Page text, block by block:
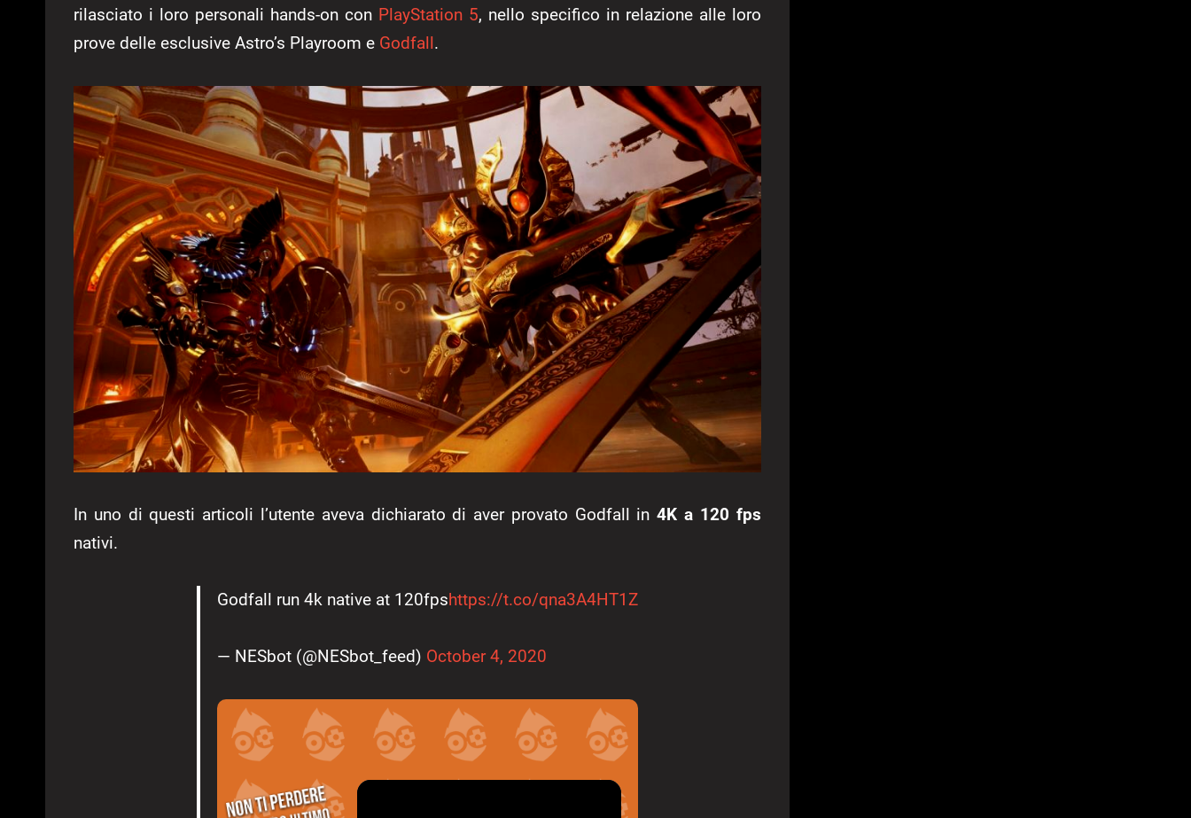
rilasciato i loro personali hands-on con PlayStation 5, nello specifico in relazione alle loro
prove delle esclusive Astro’s Playroom e Godfall.
In uno di questi articoli l’utente aveva dichiarato di aver provato Godfall in4K a 120 fps
nativi.
Godfall run 4k native at 120fpshttps://t.co/qna3A4HT1Z
— NESbot (@NESbot_feed) October 4, 2020